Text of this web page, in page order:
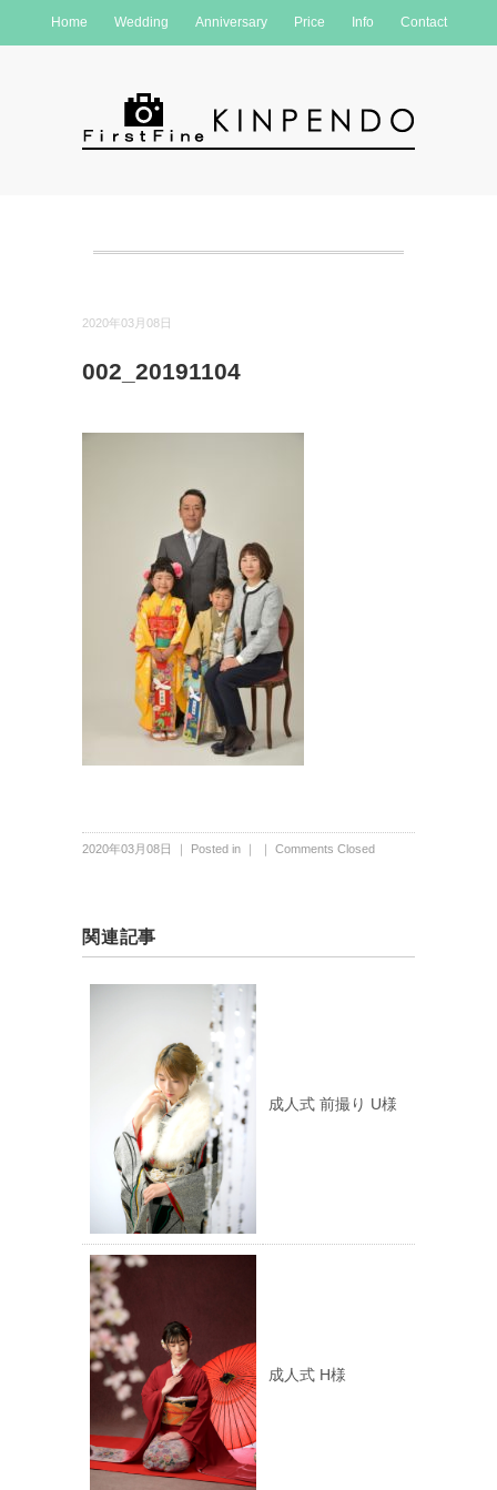
Home Wedding Anniversary Price Info Contact
2020年03月08日
002_20191104
2020年03月08日 ｜ Posted in ｜ ｜ Comments Closed
関連記事
成人式 前撮り U様
成人式 H様